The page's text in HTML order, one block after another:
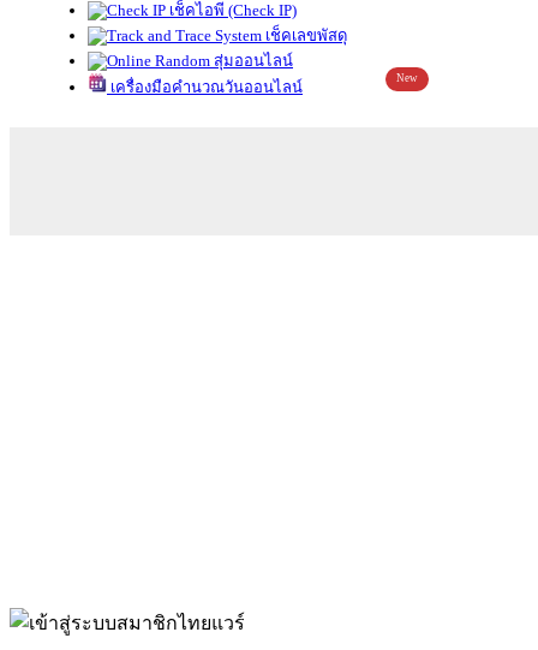
เช็คไอพี (Check IP)
เช็คเลขพัสดุ
สุ่มออนไลน์
เครื่องมือคำนวณวันออนไลน์
New